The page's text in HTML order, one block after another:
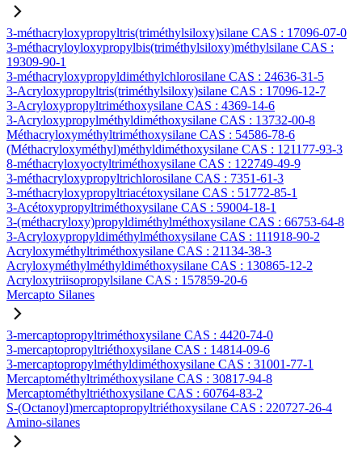
3-méthacryloxypropyltris(triméthylsiloxy)silane CAS : 17096-07-0
3-méthacryloyloxypropylbis(triméthylsiloxy)méthylsilane CAS :
19309-90-1
3-méthacryloxypropyldiméthylchlorosilane CAS : 24636-31-5
3-Acryloxypropyltris(triméthylsiloxy)silane CAS : 17096-12-7
3-Acryloxypropyltriméthoxysilane CAS : 4369-14-6
3-Acryloxypropylméthyldiméthoxysilane CAS : 13732-00-8
Méthacryloxyméthyltriméthoxysilane CAS : 54586-78-6
(Méthacryloxyméthyl)méthyldiméthoxysilane CAS : 121177-93-3
8-méthacryloxyoctyltriméthoxysilane CAS : 122749-49-9
3-méthacryloxypropyltrichlorosilane CAS : 7351-61-3
3-méthacryloxypropyltriacétoxysilane CAS : 51772-85-1
3-Acétoxypropyltriméthoxysilane CAS : 59004-18-1
3-(méthacryloxy)propyldiméthylméthoxysilane CAS : 66753-64-8
3-Acryloxypropyldiméthylméthoxysilane CAS : 111918-90-2
Acryloxyméthyltriméthoxysilane CAS : 21134-38-3
Acryloxyméthylméthyldiméthoxysilane CAS : 130865-12-2
Acryloxytriisopropylsilane CAS : 157859-20-6
Mercapto Silanes
3-mercaptopropyltriméthoxysilane CAS : 4420-74-0
3-mercaptopropyltriéthoxysilane CAS : 14814-09-6
3-mercaptopropylméthyldiméthoxysilane CAS : 31001-77-1
Mercaptométhyltriméthoxysilane CAS : 30817-94-8
Mercaptométhyltriéthoxysilane CAS : 60764-83-2
S-(Octanoyl)mercaptopropyltriéthoxysilane CAS : 220727-26-4
Amino-silanes